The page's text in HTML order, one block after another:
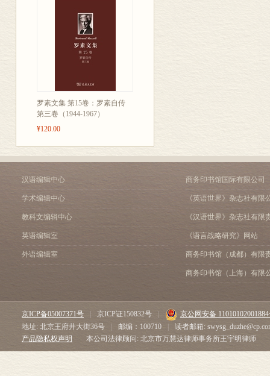
罗素文集 第15卷：罗素自传
第三卷（1944-1967）
¥120.00
汉语编辑中心
学术编辑中心
教科文编辑中心
英语编辑室
外语编辑室
商务印书馆国际有限公司
《英语世界》杂志社有限
《汉语世界》杂志社有限
《语言战略研究》网站
商务印书馆（成都）有限
商务印书馆（上海）有限
京ICP备05007371号 京ICP证150832号
京公网安备
地址: 北京王府井大街36号
邮编：100710
读者邮箱:
产品隐私权声明
本公司法律顾问: 北京市万慧达律师事务所王宇明律师